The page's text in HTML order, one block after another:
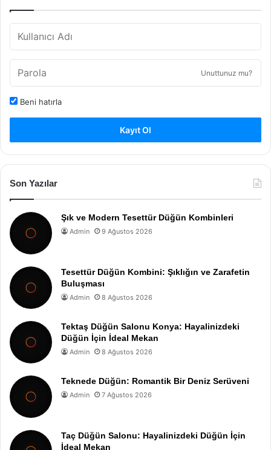
Unuttunuz mu?
Beni hatırla
Kayıt Ol
Son Yazılar
Şık ve Modern Tesettür Düğün Kombinleri
Admin 9 Ağustos 2026
Tesettür Düğün Kombini: Şıklığın ve Zarafetin
Buluşması
Admin 8 Ağustos 2026
Tektaş Düğün Salonu Konya: Hayalinizdeki
Düğün İçin İdeal Mekan
Admin 8 Ağustos 2026
Teknede Düğün: Romantik Bir Deniz Serüveni
Admin 7 Ağustos 2026
Taç Düğün Salonu: Hayalinizdeki Düğün İçin
İdeal Mekan